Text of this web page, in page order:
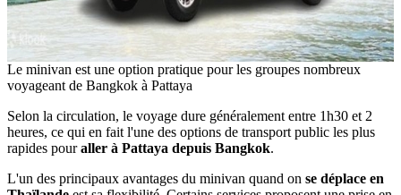
Le minivan est une option pratique pour les groupes nombreux
voyageant de Bangkok à Pattaya
Selon la circulation, le voyage dure généralement entre 1h30 et 2
heures, ce qui en fait l'une des options de transport public les plus
rapides pouraller à Pattaya depuis Bangkok.
L'un des principaux avantages du minivan quand on se déplace en